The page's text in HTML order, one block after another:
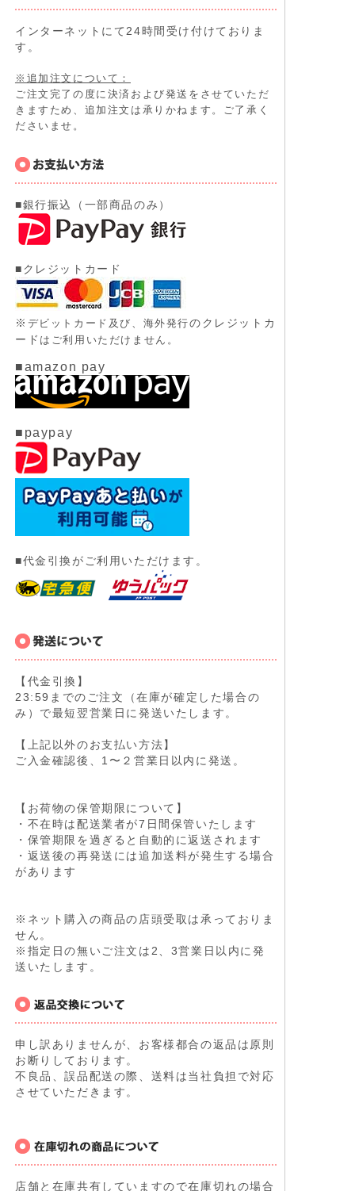
インターネットにて24時間受け付けておりま
す。
※追加注文について：
ご注文完了の度に決済および発送をさせていただ
きますため、追加注文は承りかねます。ご了承く
ださいませ。
■銀行振込（一部商品のみ）
■クレジットカード
※ デビットカード及び、 海外発行のクレジットカ
ード はご利用いただけません。
■amazon pay
■paypay
■代金引換がご利用いただけます。
【代金引換】
23:59までのご注文（在庫が確定した場合の
み）で最短翌営業日に発送いたします。
【上記以外のお支払い方法】
ご入金確認後、1〜２営業日以内に発送。
【お荷物の保管期限について】
・不在時は配送業者が7日間保管いたします
・保管期限を過ぎると自動的に返送されます
・返送後の再発送には追加送料が発生する場合
があります
※ネット購入の商品の店頭受取は承っておりま
せん。
※指定日の無いご注文は2、3営業日以内に発
送いたします。
申し訳ありませんが、お客様都合の返品は原則
お断りしております。
不良品、誤品配送の際、送料は当社負担で対応
させていただきます。
店舗と在庫共有していますので在庫切れの場合